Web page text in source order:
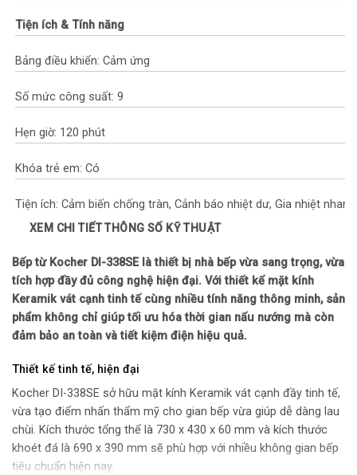
Tiện ích & Tính năng
Bảng điều khiển: Cảm ứng
Số mức công suất: 9
Hẹn giờ: 120 phút
Khóa trẻ em: Có
Tiện ích: Cảm biến chống tràn, Cảnh báo nhiệt dư, Gia nhiệt nhanh
Booster, Tự động tắt bếp khi để quên, Tự ngắt khi không có nồi,
Công suất & Nguồn điện
Công suất: 4.000W
Kích thước lắp đặt: 69cm x 39cm
Kích thước: 73cm x 43cm x 6cm
XEM CHI TIẾT THÔNG SỐ KỸ THUẬT
Bếp từ Kocher DI-338SE là thiết bị nhà bếp vừa sang trọng, vừa
tích hợp đầy đủ công nghệ hiện đại. Với thiết kế mặt kính
Keramik vát cạnh tinh tế cùng nhiều tính năng thông minh, sản
phẩm không chỉ giúp tối ưu hóa thời gian nấu nướng mà còn
đảm bảo an toàn và tiết kiệm điện hiệu quả.
Thiết kế tinh tế, hiện đại
Kocher DI-338SE sở hữu mặt kính Keramik vát cạnh đầy tinh tế,
vừa tạo điểm nhấn thẩm mỹ cho gian bếp vừa giúp dễ dàng lau
chùi. Kích thước tổng thể là 730 x 430 x 60 mm và kích thước
khoét đá là 690 x 390 mm sẽ phù hợp với nhiều không gian bếp
tiêu chuẩn hiện nay.